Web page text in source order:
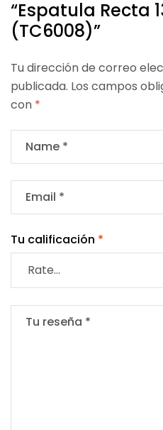
“Espatula Recta
(TC6008)”
Tu dirección de correo
publicada. Los campos
con *
Tu calificación *